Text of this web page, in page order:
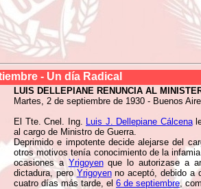
- Un día Radical
LUIS DELLEPIANE RENUNCIA AL
Martes, 2 de septiembre de 1930 - Buenos
El Tte. Cnel. Ing. Luis J. Dellepiane Cálcena
al cargo de Ministro de Guerra.
Deprimido e impotente decide alejarse del
otros motivos tenía conocimiento de la
ocasiones a Yrigoyenque lo autorizase a
dictadura, pero Yrigoyenno aceptó, debido a
cuatro días más tarde, el 6 de septiembre,